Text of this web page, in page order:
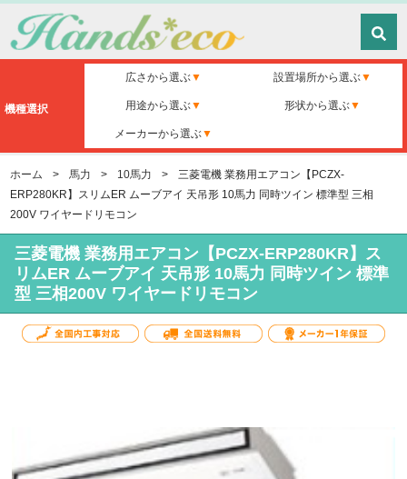
機種選択
広さから選ぶ 設置場所から選ぶ
用途から選ぶ 形状から選ぶ
メーカーから選ぶ
ホーム > 馬力 > 10馬力 >
三菱電機 業務用エアコン【PCZX-
ERP280KR】スリムER ムーブアイ 天吊形 10馬力 同時ツイン 標準型 三相
200V ワイヤードリモコン
三菱電機 業務用エアコン【PCZX-ERP280KR】ス
リムER ムーブアイ 天吊形 10馬力 同時ツイン 標準
型 三相200V ワイヤードリモコン